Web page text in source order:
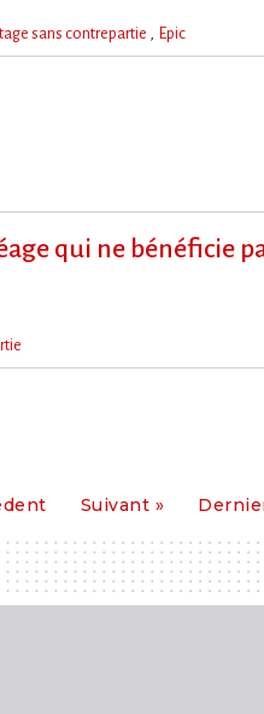
sans contrepartie Epic
qui ne bénéficie
Précédent
Suivant
Suivant »